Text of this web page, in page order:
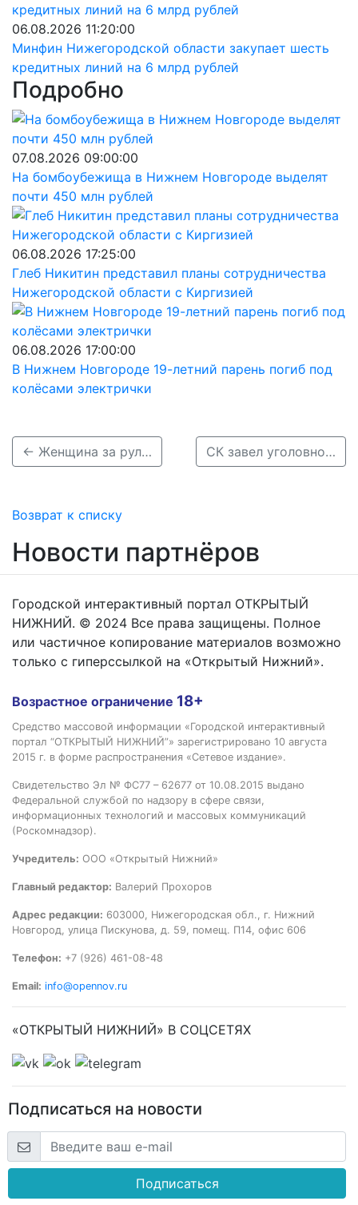
06.08.2026 11:20:00
Минфин Нижегородской области закупает шесть
кредитных линий на 6 млрд рублей
Подробно
07.08.2026 09:00:00
На бомбоубежища в Нижнем Новгороде выделят
почти 450 млн рублей
06.08.2026 17:25:00
Глеб Никитин представил планы сотрудничества
Нижегородской области с Киргизией
06.08.2026 17:00:00
В Нижнем Новгороде 19-летний парень погиб под
колёсами электрички
← Женщина за рулем Volkswagen улетела в кювет и погибла под Богородском СК завел уголовное дело из-за наезда инспектора ДПС на нижегородку →
Возврат к списку
Новости партнёров
Городской интерактивный портал ОТКРЫТЫЙ
НИЖНИЙ. © 2024 Все права защищены. Полное
или частичное копирование материалов возможно
только с гиперссылкой на «Открытый Нижний».
Возрастное ограничение 18+
Средство массовой информации «Городской интерактивный
портал “ОТКРЫТЫЙ НИЖНИЙ”» зарегистрировано 10 августа
2015 г. в форме распространения «Сетевое издание».
Свидетельство Эл № ФС77 – 62677 от 10.08.2015 выдано
Федеральной службой по надзору в сфере связи,
информационных технологий и массовых коммуникаций
(Роскомнадзор).
Учредитель: ООО «Открытый Нижний»
Главный редактор: Валерий Прохоров
Адрес редакции: 603000, Нижегородская обл., г. Нижний
Новгород, улица Пискунова, д. 59, помещ. П14, офис 606
Телефон: +7 (926) 461-08-48
Email: info@opennov.ru
«ОТКРЫТЫЙ НИЖНИЙ» В СОЦСЕТЯХ
Подписаться на новости
Подписаться